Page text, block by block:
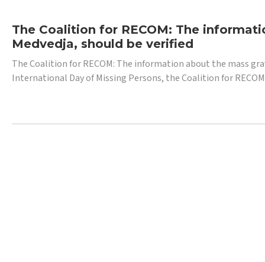
The Coalition for RECOM: The
Medvedja, should be verified
The Coalition for RECOM: The information about the mass
International Day of Missing Persons, the Coalition for